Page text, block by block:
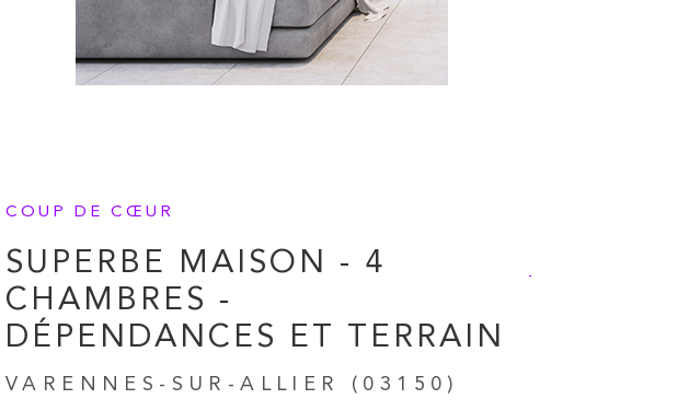
COUP DE CŒUR
SUPERBE MAISON - 4
CHAMBRES -
DÉPENDANCES ET TERRAIN
VARENNES-SUR-ALLIER (03150)